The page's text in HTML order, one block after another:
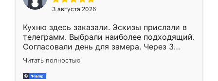
3 августа 2026
Кухню здесь заказали. Эскизы прислали в
телеграмм. Выбрали наиболее подходящий.
Согласовали день для замера. Через 3
недели кухня была уже готова. Остались
довольны работой. Спасибо Ренессанс
мебель за качественную работу!
Читать полностью